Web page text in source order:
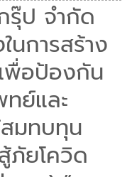
รุ๊ป จำกัด
นการสร้าง
พื่อป้องกัน
ย์และ
มทบทุน
ยโควิด